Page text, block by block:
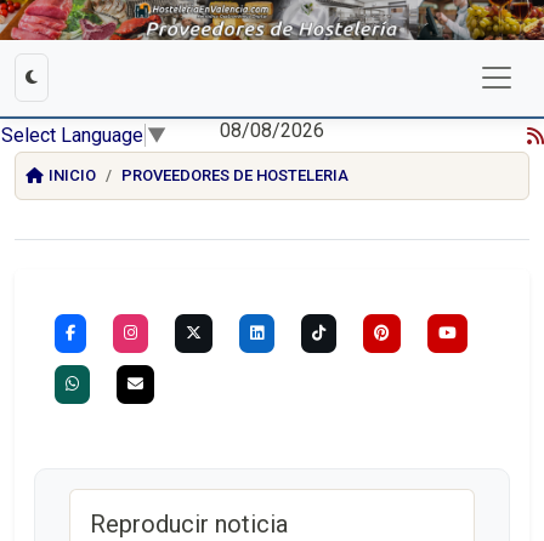
Select Language ▼ 08/08/2026
INICIO PROVEEDORES DE HOSTELERIA
Reproducir noticia